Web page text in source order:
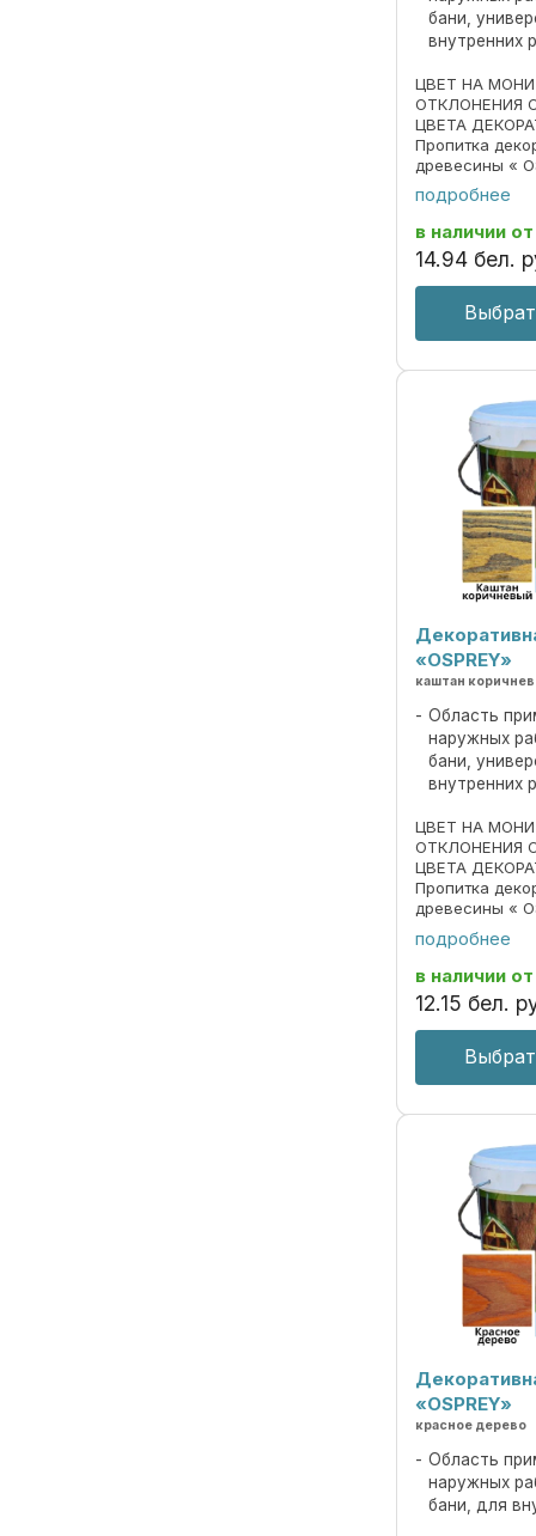
бани,
внутренних
ЦВЕТ НА
ОТКЛОНЕНИЯ
ЦВЕТА
Пропитка
древесины «
Пропитка
декоративной
подробнее
в наличии от
14.94 бел.
«OSPREY»
каштан
Область
наружных
бани,
внутренних
ЦВЕТ НА
ОТКЛОНЕНИЯ
ЦВЕТА
Пропитка
древесины «
Пропитка
декоративной
подробнее
в наличии от
12.15 бел.
«OSPREY»
красное дерево
Область
наружных
бани, для